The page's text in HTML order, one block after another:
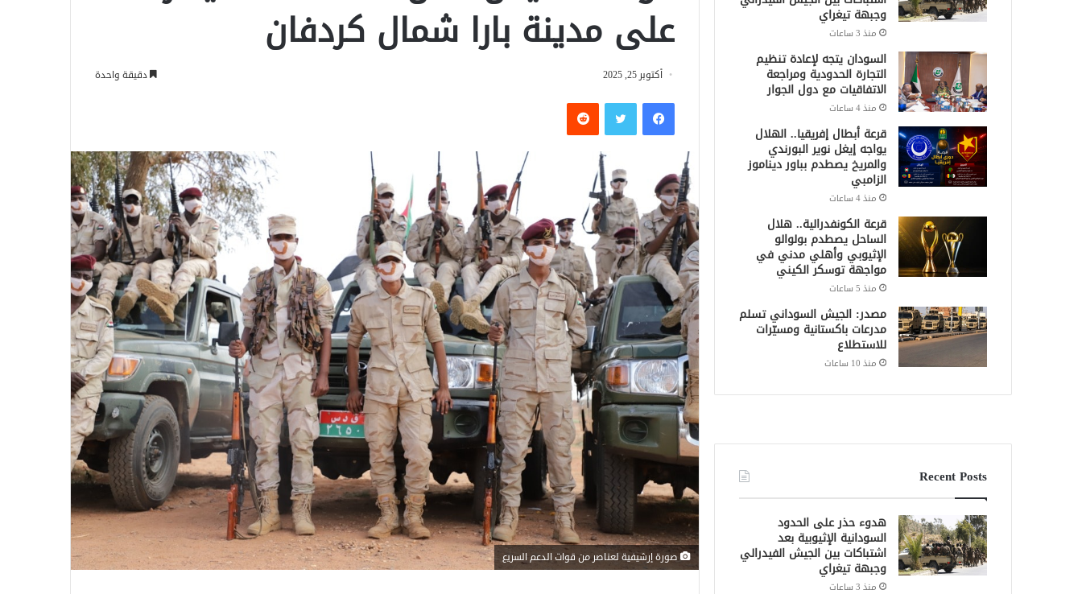
على مدينة بارا شمال كردفان
أكتوبر 25, 2025 دقيقة واحدة
فيسبوكتويتر
صورة إرشيفية لعناصر من قوات الدعم السريع
وجبهة تيغراي
منذ 3 ساعات
السودان يتجه لإعادة تنظيم
التجارة الحدودية ومراجعة
الاتفاقيات مع دول الجوار
منذ 4 ساعات
قرعة أبطال إفريقيا.. الهلال
يواجه إيغل نوير البورندي
والمريخ يصطدم بباور ديناموز
الزامبي
منذ 4 ساعات
قرعة الكونفدرالية.. هلال
الساحل يصطدم بولوالو
الإثيوبي وأهلي مدني في
مواجهة توسكر الكيني
منذ 5 ساعات
مصدر: الجيش السوداني تسلم
مدرعات باكستانية ومسيّرات
للاستطلاع
منذ 10 ساعات
Recent Posts
هدوء حذر على الحدود
السودانية الإثيوبية بعد
اشتباكات بين الجيش الفيدرالي
وجبهة تيغراي
منذ 3 ساعات